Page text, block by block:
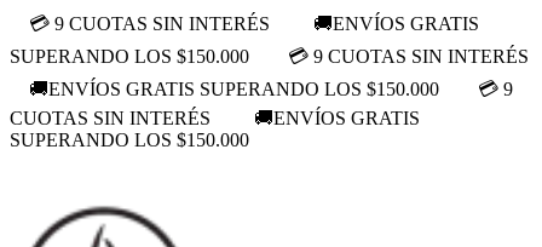
💳 9 CUOTAS SIN INTERÉS
🚚ENVÍOS GRATIS
SUPERANDO LOS $150.000
💳 9 CUOTAS SIN INTERÉS
🚚ENVÍOS GRATIS SUPERANDO LOS $150.000
💳 9
CUOTAS SIN INTERÉS
🚚ENVÍOS GRATIS
SUPERANDO LOS $150.000